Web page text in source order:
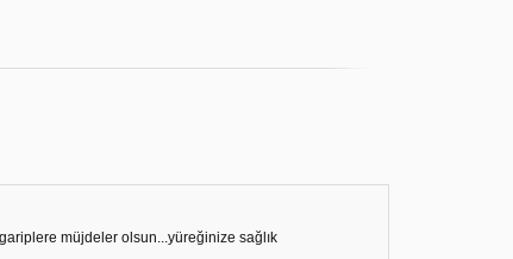
müjdeler olsun...yüreğinize sağlık